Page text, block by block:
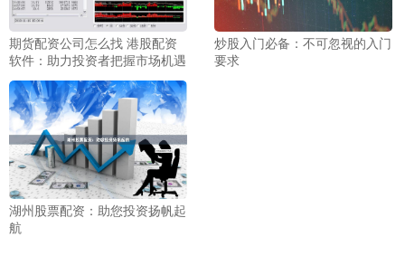
期货配资公司怎么找 港股配资
软件：助力投资者把握市场机遇
炒股入门必备：不可忽视的入门
要求
湖州股票配资：助您投资扬帆起
航